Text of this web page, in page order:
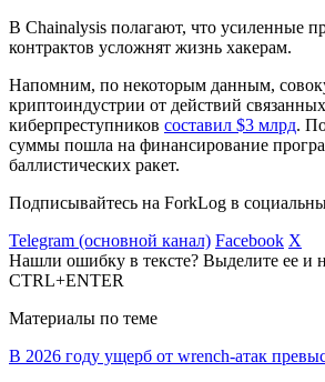
В Chainalysis полагают, что усиленные
контрактов усложнят жизнь хакерам.
Напомним, по некоторым данным,
криптоиндустрии от действий
киберпреступников составил $3 млрд.
суммы пошла на финансирование
баллистических ракет.
Подписывайтесь на ForkLog в
Telegram (основной канал) Facebook X
Нашли ошибку в тексте? Выделите ее и
CTRL+ENTER
Материалы по теме
В 2026 году ущерб от wrench-атак